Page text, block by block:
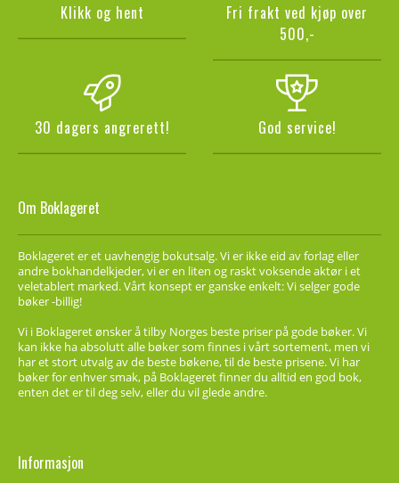
Klikk og hent
Fri frakt ved kjøp over
500,-
30 dagers angrerett! God service!
Om Boklageret
Boklageret er et uavhengig bokutsalg. Vi er ikke eid av forlag eller
andre bokhandelkjeder, vi er en liten og raskt voksende aktør i et
veletablert marked. Vårt konsept er ganske enkelt: Vi selger gode
bøker -billig!
Vi i Boklageret ønsker å tilby Norges beste priser på gode bøker. Vi
kan ikke ha absolutt alle bøker som finnes i vårt sortement, men vi
har et stort utvalg av de beste bøkene, til de beste prisene. Vi har
bøker for enhver smak, på Boklageret finner du alltid en god bok,
enten det er til deg selv, eller du vil glede andre.
Informasjon